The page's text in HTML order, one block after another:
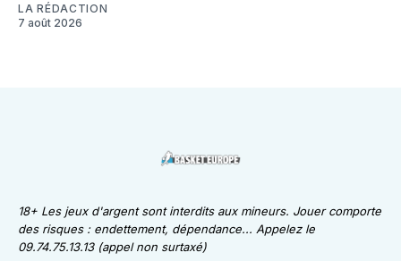
LA RÉDACTION
7 août 2026
18+ Les jeux d'argent sont interdits aux mineurs. Jouer comporte
des risques : endettement, dépendance... Appelez le
09.74.75.13.13 (appel non surtaxé)